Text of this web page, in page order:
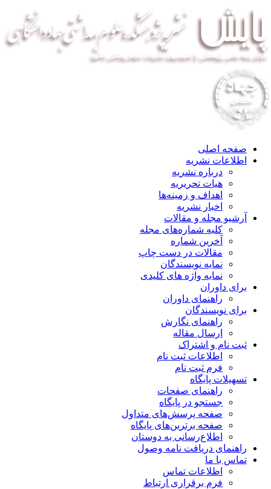
صفحه اصلی
اطلاعات نشریه
درباره نشریه
هیات تحریریه
اهداف و زمینه‌ها
اخبار نشریه
آرشیو مجله و مقالات
کلیه شماره‌های مجله
آخرین شماره
مقالات در دست چاپ
نمایه نویسندگان
نمایه واژه های کلیدی
برای داوران
راهنمای داوران
برای نویسندگان
راهنمای نگارش
ارسال مقاله
ثبت نام و اشتراک
اطلاعات ثبت نام
فرم ثبت نام
تسهیلات پایگاه
راهنمای صفحات
جستجو در پایگاه
صفحه پرسش‌های متداول
صفحه برترین‌های پایگاه
اطلاع‌رسانی به دوستان
راهنمای دریافت نامه وصول
تماس با ما
اطلاعات تماس
فرم برقراری ارتباط